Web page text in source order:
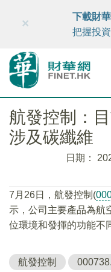
財華智庫網
×
下載財
把握投
航發控制：
涉及碳纖維
日期：
7月26日，航發控制(
示，公司主要產品為航
位環境和發揮的功能不
航發控制